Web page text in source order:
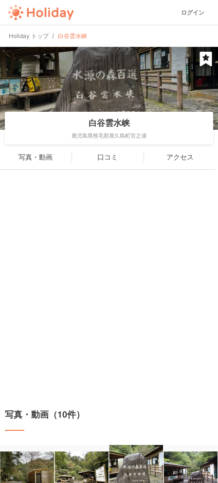
ログイン
Holiday トップ 白谷雲水峡
白谷雲水峡
鹿児島県熊毛郡屋久島町宮之浦
写真・動画 口コミ アクセス
写真・動画（10件）